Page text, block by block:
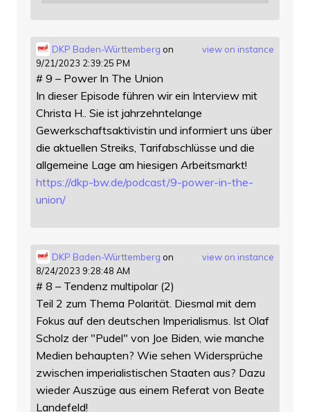
view on instance
DKP Baden-Württemberg on
9/21/2023 2:39:25 PM
# 9 – Power In The Union
In dieser Episode führen wir ein Interview mit
Christa H.. Sie ist jahrzehntelange
Gewerkschaftsaktivistin und informiert uns über
die aktuellen Streiks, Tarifabschlüsse und die
allgemeine Lage am hiesigen Arbeitsmarkt!
https://dkp-bw.de/podcast/9-power-in-the-
union/
view on instance
DKP Baden-Württemberg on
8/24/2023 9:28:48 AM
# 8 – Tendenz multipolar (2)
Teil 2 zum Thema Polarität. Diesmal mit dem
Fokus auf den deutschen Imperialismus. Ist Olaf
Scholz der "Pudel" von Joe Biden, wie manche
Medien behaupten? Wie sehen Widersprüche
zwischen imperialistischen Staaten aus? Dazu
wieder Auszüge aus einem Referat von Beate
Landefeld!